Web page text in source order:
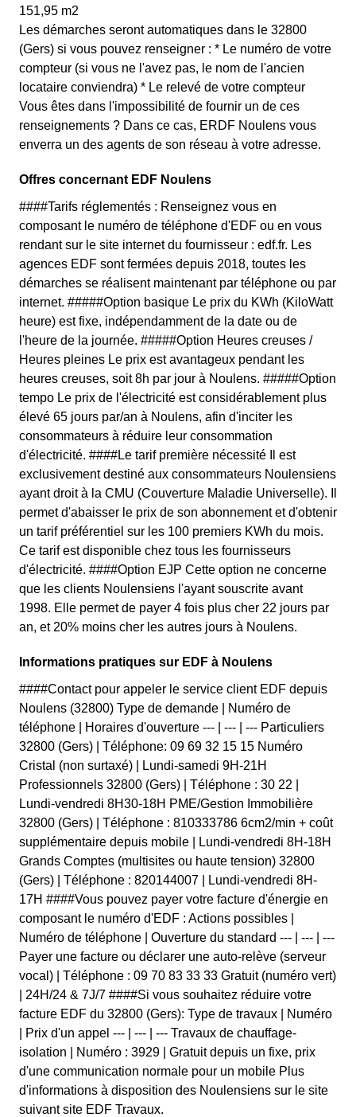
151,95 m2
Les démarches seront automatiques dans le 32800
(Gers) si vous pouvez renseigner : * Le numéro de votre
compteur (si vous ne l'avez pas, le nom de l'ancien
locataire conviendra) * Le relevé de votre compteur
Vous êtes dans l'impossibilité de fournir un de ces
renseignements ? Dans ce cas, ERDF Noulens vous
enverra un des agents de son réseau à votre adresse.
Offres concernant EDF Noulens
####Tarifs réglementés : Renseignez vous en
composant le numéro de téléphone d'EDF ou en vous
rendant sur le site internet du fournisseur : edf.fr. Les
agences EDF sont fermées depuis 2018, toutes les
démarches se réalisent maintenant par téléphone ou par
internet. #####Option basique Le prix du KWh (KiloWatt
heure) est fixe, indépendamment de la date ou de
l'heure de la journée. #####Option Heures creuses /
Heures pleines Le prix est avantageux pendant les
heures creuses, soit 8h par jour à Noulens. #####Option
tempo Le prix de l'électricité est considérablement plus
élevé 65 jours par/an à Noulens, afin d'inciter les
consommateurs à réduire leur consommation
d'électricité. ####Le tarif première nécessité Il est
exclusivement destiné aux consommateurs Noulensiens
ayant droit à la CMU (Couverture Maladie Universelle). Il
permet d'abaisser le prix de son abonnement et d'obtenir
un tarif préférentiel sur les 100 premiers KWh du mois.
Ce tarif est disponible chez tous les fournisseurs
d'électricité. ####Option EJP Cette option ne concerne
que les clients Noulensiens l'ayant souscrite avant
1998. Elle permet de payer 4 fois plus cher 22 jours par
an, et 20% moins cher les autres jours à Noulens.
Informations pratiques sur EDF à Noulens
####Contact pour appeler le service client EDF depuis
Noulens (32800) Type de demande | Numéro de
téléphone | Horaires d'ouverture --- | --- | --- Particuliers
32800 (Gers) | Téléphone: 09 69 32 15 15 Numéro
Cristal (non surtaxé) | Lundi-samedi 9H-21H
Professionnels 32800 (Gers) | Téléphone : 30 22 |
Lundi-vendredi 8H30-18H PME/Gestion Immobilière
32800 (Gers) | Téléphone : 810333786 6cm2/min + coût
supplémentaire depuis mobile | Lundi-vendredi 8H-18H
Grands Comptes (multisites ou haute tension) 32800
(Gers) | Téléphone : 820144007 | Lundi-vendredi 8H-
17H ####Vous pouvez payer votre facture d'énergie en
composant le numéro d'EDF : Actions possibles |
Numéro de téléphone | Ouverture du standard --- | --- | ---
Payer une facture ou déclarer une auto-relève (serveur
vocal) | Téléphone : 09 70 83 33 33 Gratuit (numéro vert)
| 24H/24 & 7J/7 ####Si vous souhaitez réduire votre
facture EDF du 32800 (Gers): Type de travaux | Numéro
| Prix d'un appel --- | --- | --- Travaux de chauffage-
isolation | Numéro : 3929 | Gratuit depuis un fixe, prix
d'une communication normale pour un mobile Plus
d'informations à disposition des Noulensiens sur le site
suivant site EDF Travaux.